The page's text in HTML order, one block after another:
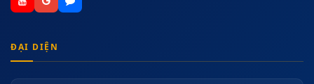
ĐẠI DIỆN